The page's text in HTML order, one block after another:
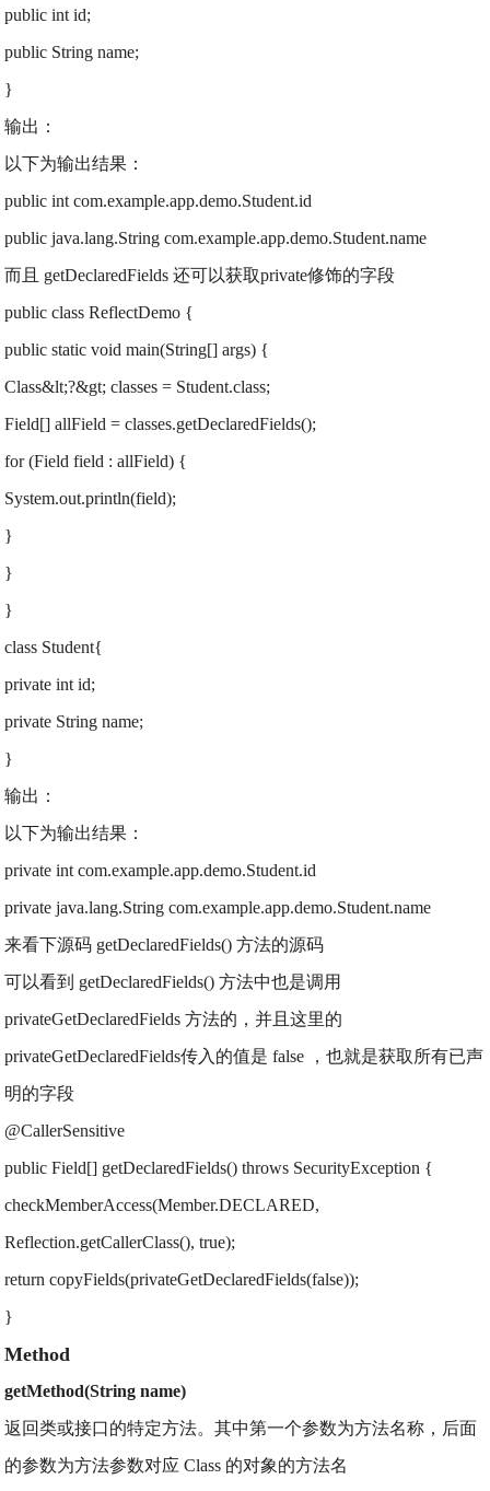
public int id;
public String name;
}
输出：
以下为输出结果：
public int com.example.app.demo.Student.id
public java.lang.String com.example.app.demo.Student.name
而且 getDeclaredFields 还可以获取private修饰的字段
public class ReflectDemo {
public static void main(String[] args) {
Class&lt;?&gt; classes = Student.class;
Field[] allField = classes.getDeclaredFields();
for (Field field : allField) {
System.out.println(field);
}
}
}
class Student{
private int id;
private String name;
}
输出：
以下为输出结果：
private int com.example.app.demo.Student.id
private java.lang.String com.example.app.demo.Student.name
来看下源码 getDeclaredFields() 方法的源码
可以看到 getDeclaredFields() 方法中也是调用
privateGetDeclaredFields 方法的，并且这里的
privateGetDeclaredFields传入的值是 false ，也就是获取所有已声
明的字段
@CallerSensitive
public Field[] getDeclaredFields() throws SecurityException {
checkMemberAccess(Member.DECLARED,
Reflection.getCallerClass(), true);
return copyFields(privateGetDeclaredFields(false));
}
Method
getMethod(String name)
返回类或接口的特定方法。其中第一个参数为方法名称，后面
的参数为方法参数对应 Class 的对象的方法名